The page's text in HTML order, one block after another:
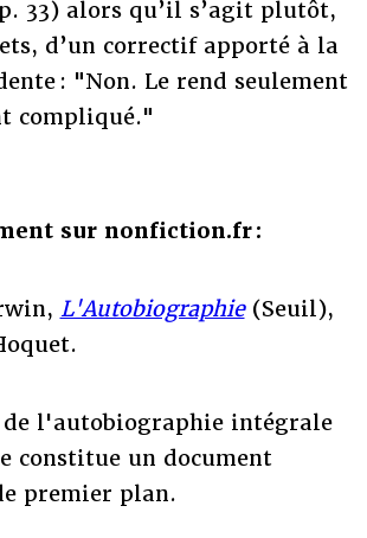
33) alors qu’il s’agit plutôt,
d’un correctif apporté à la
: "Non. Le rend seulement
compliqué."
sur nonfiction.fr :
L'Autobiographie(Seuil),
l'autobiographie intégrale
constitue un document
premier plan.